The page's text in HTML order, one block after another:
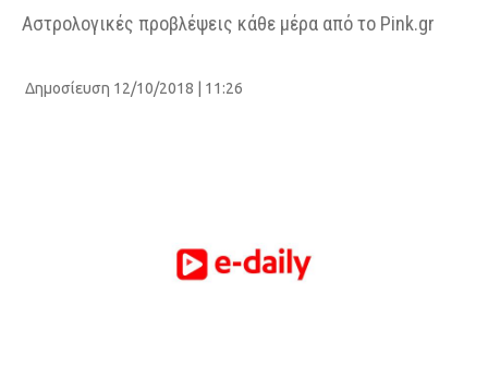
Videos
Viral
Αστρολογικές προβλέψεις κάθε μέρα από το Pink.gr
Δημοσίευση 12/10/2018 | 11:26